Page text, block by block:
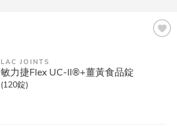
LAC JOINTS
敏力捷Flex UC-II®+薑黃食品錠
(120錠)